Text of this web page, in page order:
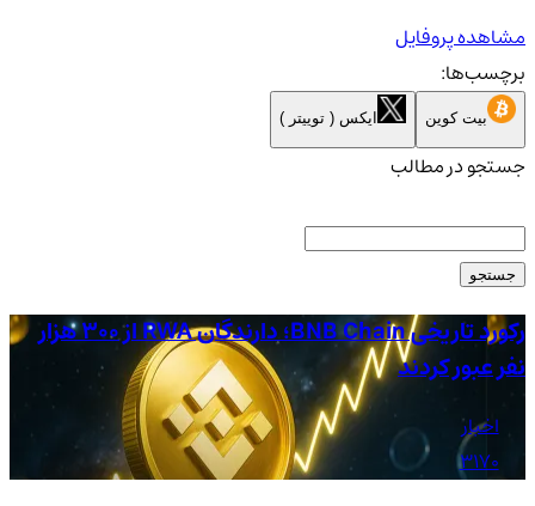
مشاهده پروفایل
برچسب‌ها:
بیت کوین ایکس ( توییتر )
جستجو در مطالب
جستجو
رکورد تاریخی BNB Chain؛ دارندگان RWA از ۳۰۰ هزار
نفر عبور کردند
اخبار
3170